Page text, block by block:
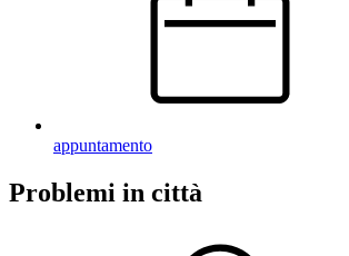
appuntamento
Problemi in città